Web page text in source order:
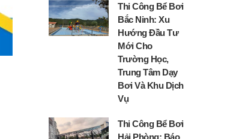
Thi Công Bể Bơi
Bắc Ninh: Xu
Hướng Đầu Tư
Mới Cho
Trường Học,
Trung Tâm Dạy
Bơi Và Khu Dịch
Vụ
Thi Công Bể Bơi
Hải Phòng: Báo